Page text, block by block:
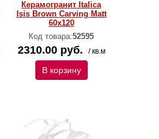
Керамогранит Italica
Isis Brown Carving Matt
60x120
Код товара:52595
2310.00 руб. / кв.м
В корзину